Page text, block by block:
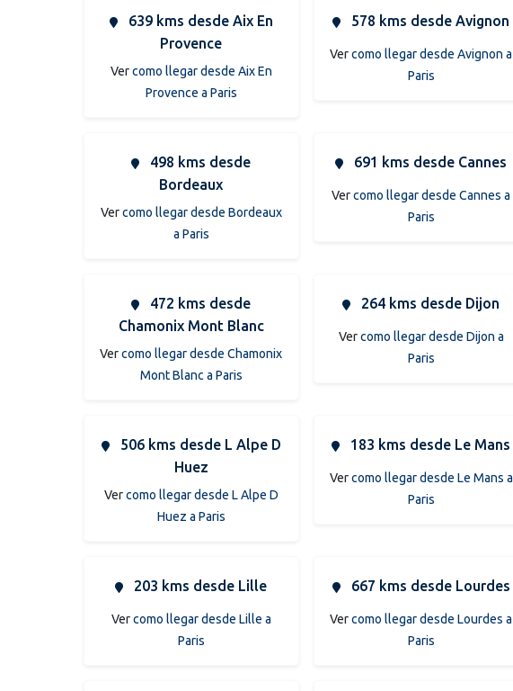
639 kms desde Aix En
Provence
Vercomo llegar desde Aix En
Provence a Paris
578 kms desde Avignon
Vercomo llegar desde Avignon a
Paris
498 kms desde
Bordeaux
Vercomo llegar desde Bordeaux
a Paris
691 kms desde Cannes
Vercomo llegar desde Cannes a
Paris
472 kms desde
Chamonix Mont Blanc
Vercomo llegar desde Chamonix
Mont Blanc a Paris
264 kms desde Dijon
Vercomo llegar desde Dijon a
Paris
506 kms desde L Alpe D
Huez
Vercomo llegar desde L Alpe D
Huez a Paris
183 kms desde Le Mans
Vercomo llegar desde Le Mans a
Paris
203 kms desde Lille
Vercomo llegar desde Lille a
Paris
667 kms desde Lourdes
Vercomo llegar desde Lourdes a
Paris